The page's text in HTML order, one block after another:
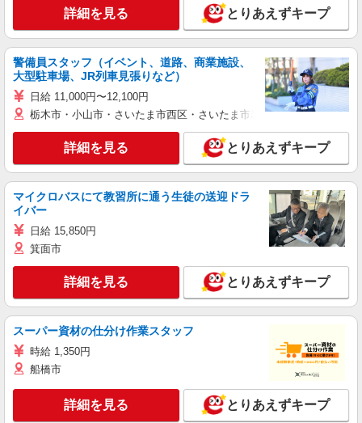
詳細を見る とりあえずキープ
警備員スタッフ（イベント、道路、商業施設、
大型駐車場、JR列車見張りなど）
日給 11,000円〜12,100円
栃木市・小山市・さいたま市西区・さいたま市岩槻区・久喜市・蓮田
詳細を見る とりあえずキープ
マイクロバスにて教習所に通う生徒の送迎ドラ
イバー
日給 15,850円
箕面市
詳細を見る とりあえずキープ
スーパー資材の仕分け作業スタッフ
時給 1,350円
船橋市
詳細を見る とりあえずキープ